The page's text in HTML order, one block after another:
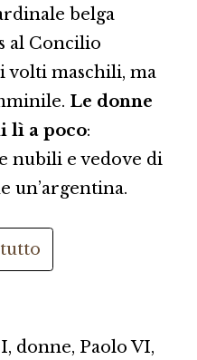
belga
al Concilio
volti maschili, ma
Le donne
lì a poco:
nubili e vedove di
un’argentina.
, donne, Paolo VI,